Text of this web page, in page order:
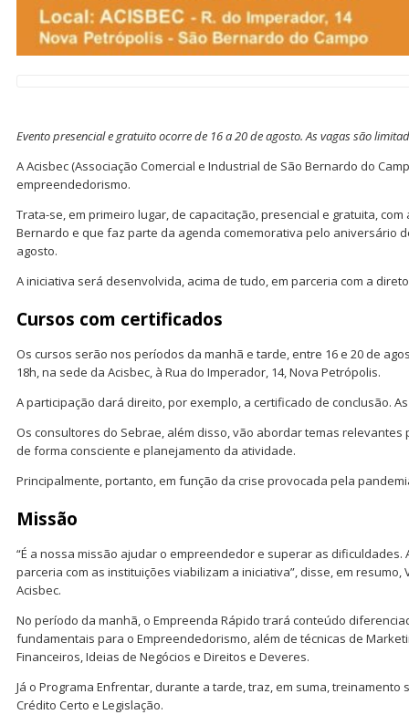
Evento presencial e gratuito ocorre de 16 a 20 de agosto. As vagas são
A Acisbec (Associação Comercial e Industrial de São Bernardo do
empreendedorismo.
Trata-se, em primeiro lugar, de capacitação, presencial e gratuita,
Bernardo e que faz parte da agenda comemorativa pelo aniversário
agosto.
A iniciativa será desenvolvida, acima de tudo, em parceria com a
Cursos com certificados
Os cursos serão nos períodos da manhã e tarde, entre 16 e 20 de
18h, na sede da Acisbec, à Rua do Imperador, 14, Nova Petrópolis.
A participação dará direito, por exemplo, a certificado de conclusão.
Os consultores do Sebrae, além disso, vão abordar temas
de forma consciente e planejamento da atividade.
Principalmente, portanto, em função da crise provocada pela
Missão
“É a nossa missão ajudar o empreendedor e superar as dificuldades.
parceria com as instituições viabilizam a iniciativa”, disse, em
Acisbec.
No período da manhã, o Empreenda Rápido trará conteúdo
fundamentais para o Empreendedorismo, além de técnicas de
Financeiros, Ideias de Negócios e Direitos e Deveres.
Já o Programa Enfrentar, durante a tarde, traz, em suma, treinamento
Crédito Certo e Legislação.